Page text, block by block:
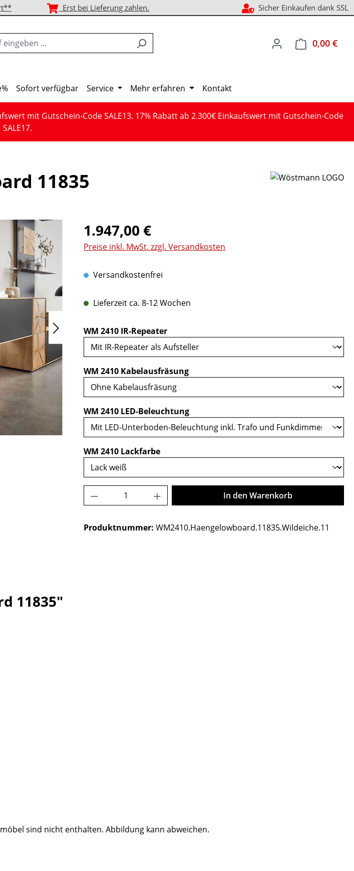
Erst bei Lieferung zahlen. Sicher Einkaufen dank SSL
0,00 €
Sofort verfügbar Service Mehr erfahren Kontakt
mit Gutschein-Code SALE13. 17% Rabatt ab 2.300€ Einkaufswert mit Gutschein-Code
SALE17.
11835
Regulärer Preis:
1.947,00 €
Preise inkl. MwSt. zzgl. Versandkosten
Versandkostenfrei
Lieferzeit ca. 8-12 Wochen
WM 2410 IR-Repeaterauswählen
WM 2410 Kabelausfräsungauswählen
WM 2410 LED-Beleuchtungauswählen
WM 2410 Lackfarbeauswählen
Produkt Anzahl: Gib den gewünschten Wert
In den Warenkorb
Produktnummer: WM2410.Haengelowboard.11835.Wildeiche.11
11835"
sind nicht enthalten. Abbildung kann abweichen.